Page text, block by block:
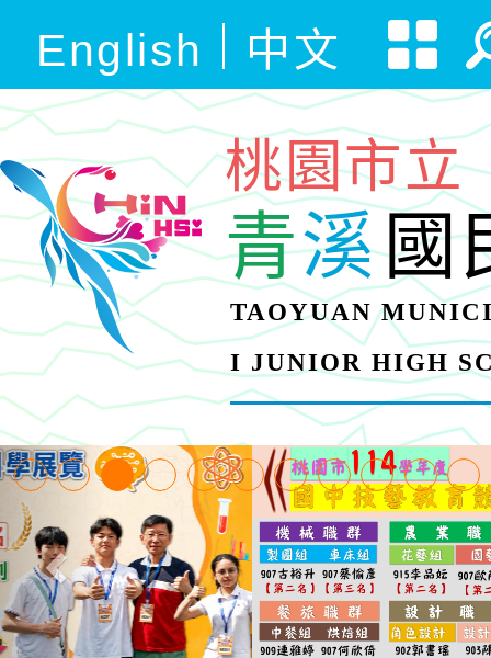
English 中文
桃園市立
青溪國
TAOYUAN
I JUNIOR HIGH
115學年度新生訓練注
115學年度新生補報到